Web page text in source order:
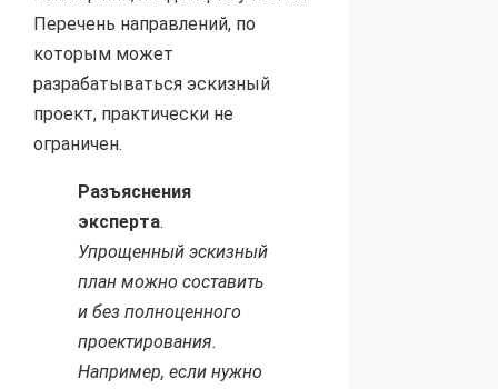
Перечень направлений, по
которым может
разрабатываться эскизный
проект, практически не
ограничен.
Разъяснения
эксперта.
Упрощенный эскизный
план можно составить
и без полноценного
проектирования.
Например, если нужно